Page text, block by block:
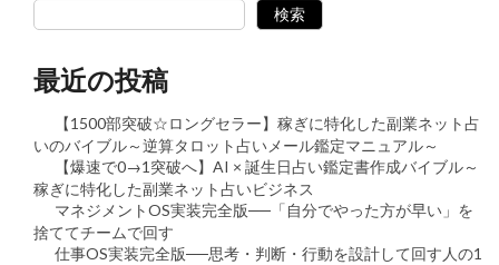
検索
最近の投稿
【1500部突破☆ロングセラー】稼ぎに特化した副業ネット占
いのバイブル～逆算タロット占いメール鑑定マニュアル～
【爆速で0→1突破へ】AI × 誕生日占い鑑定書作成バイブル～
稼ぎに特化した副業ネット占いビジネス
マネジメントOS実装完全版──「自分でやった方が早い」を
捨ててチームで回す
仕事OS実装完全版──思考・判断・行動を設計して回す人の1